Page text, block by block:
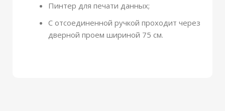
Пинтер для печати данных;
С отсоединенной ручкой проходит через
дверной проем шириной 75 см.